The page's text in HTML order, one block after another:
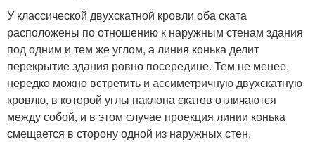
У классической двухскатной кровли оба ската
расположены по отношению к наружным стенам здания
под одним и тем же углом, а линия конька делит
перекрытие здания ровно посередине. Тем не менее,
нередко можно встретить и ассиметричную двухскатную
кровлю, в которой углы наклона скатов отличаются
между собой, и в этом случае проекция линии конька
смещается в сторону одной из наружных стен.